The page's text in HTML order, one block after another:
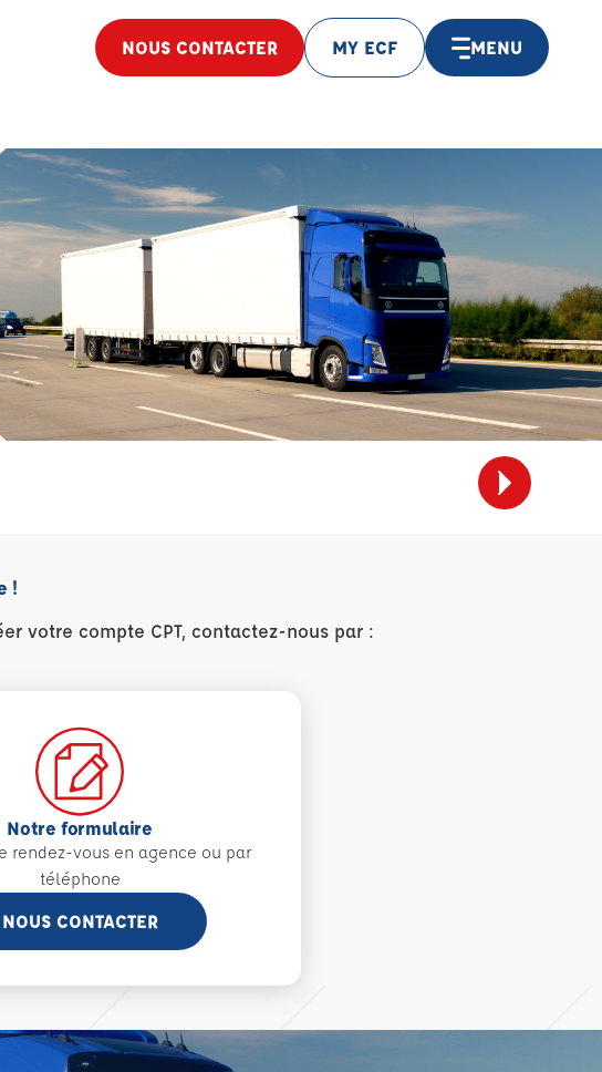
NOUS CONTACTER MY ECF MENU
!
votre compte CPT, contactez-nous par :
Notre formulaire
rendez-vous en agence ou par
téléphone
NOUS CONTACTER